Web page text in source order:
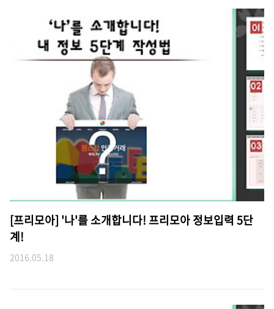
[프리모아] '나'를 소개합니다! 프리모아 정보입력 5단
계!
2016.05.18